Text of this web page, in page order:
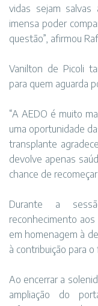
vidas sejam salvas
imensa poder
questão”, afirmou
Vanilton de Picoli
para quem aguarda
“A AEDO é muito
uma oportunidade
transplante
devolve apenas
chance de
Durante a
reconhecimento
em homenagem à
à contribuição para
Ao encerrar a
ampliação do